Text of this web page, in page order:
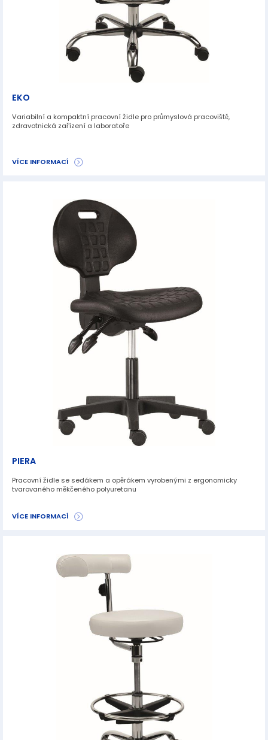
EKO
Variabilní a kompaktní pracovní židle pro průmyslová pracoviště,
zdravotnická zařízení a laboratoře
VÍCE INFORMACÍ
PIERA
Pracovní židle se sedákem a opěrákem vyrobenými z ergonomicky
tvarovaného měkčeného polyuretanu
VÍCE INFORMACÍ